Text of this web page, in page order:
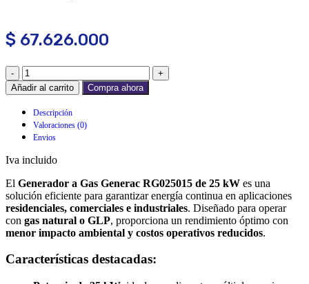
$ 67.626.000
Añadir al carrito Compra ahora
Descripción
Valoraciones (0)
Envios
Iva incluido
El Generador a Gas Generac RG025015 de 25 kW es una
solución eficiente para garantizar energía continua en aplicaciones
residenciales, comerciales e industriales. Diseñado para operar
con gas natural o GLP, proporciona un rendimiento óptimo con
menor impacto ambiental y costos operativos reducidos.
Características destacadas: